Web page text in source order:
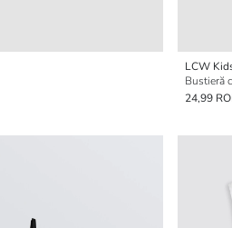
LCW
Bustieră
24,99